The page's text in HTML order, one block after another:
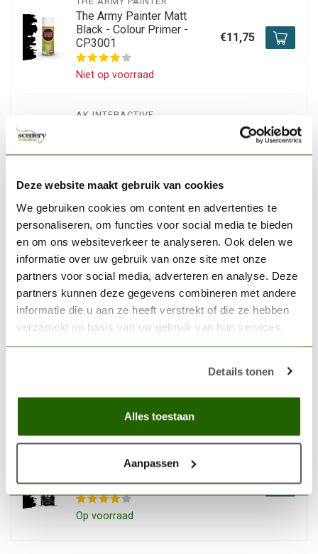
Deze website maakt gebruik van cookies
We gebruiken cookies om content en advertenties te
personaliseren, om functies voor social media te bieden
en om ons websiteverkeer te analyseren. Ook delen we
informatie over uw gebruik van onze site met onze
partners voor social media, adverteren en analyse. Deze
partners kunnen deze gegevens combineren met andere
informatie die u aan ze heeft verstrekt of die ze hebben
verzameld op basis van uw gebruik van hun services.
Details tonen
Alles toestaan
Aanpassen
The Army Painter Matt
Black - Colour Primer -
CP3001
Niet op voorraad
€11,75
AK INTERACTIVE
Diorama Series - 250ml -
Niet op voorraad
€9,50
AK INTERACTIVE
AK interactive Foam
Texturizer And Sealer -
AK8039
Niet op voorraad
€9,50
Tamiya Extra-Thin Cement -
Op voorraad
Vallejo Surface Primer
Black - 400ml - 28012
Op voorraad
€13,63